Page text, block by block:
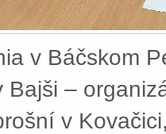
v Báčskom
Bajši –
v